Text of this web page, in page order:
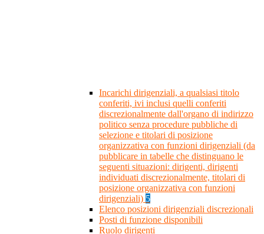
Incarichi dirigenziali, a qualsiasi titolo
conferiti, ivi inclusi quelli conferiti
discrezionalmente dall'organo di indirizzo
politico senza procedure pubbliche di
selezione e titolari di posizione
organizzativa con funzioni dirigenziali (da
pubblicare in tabelle che distinguano le
seguenti situazioni: dirigenti, dirigenti
individuati discrezionalmente, titolari di
posizione organizzativa con funzioni
dirigenziali) 5
Elenco posizioni dirigenziali discrezionali
Posti di funzione disponibili
Ruolo dirigenti